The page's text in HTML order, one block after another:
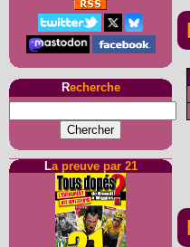
Recherche
La preuve par 21